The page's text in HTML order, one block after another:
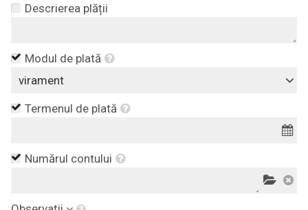
Descrierea plății
Modul de plată
virament
Termenul de plată
Numărul contului